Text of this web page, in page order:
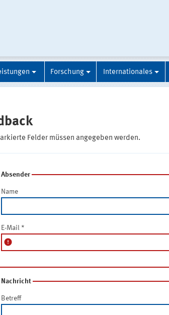
Forschung Internationales
Felder müssen angegeben werden.
Absender
Name
E-Mail *
error
Nachricht
Betreff